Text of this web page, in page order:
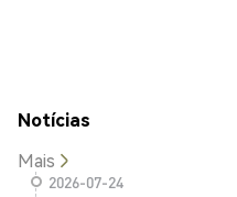
Notícias
Mais
2026-07-24